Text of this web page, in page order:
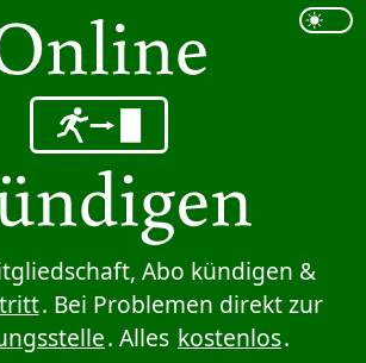
Abo kündigen &
. Bei Problemen direkt zur
. Alles kostenlos.